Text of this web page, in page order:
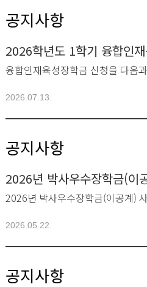
공지사항
2026학년도 1학기 융합인
2026.07.13.
공지사항
2026.05.22.
공지사항